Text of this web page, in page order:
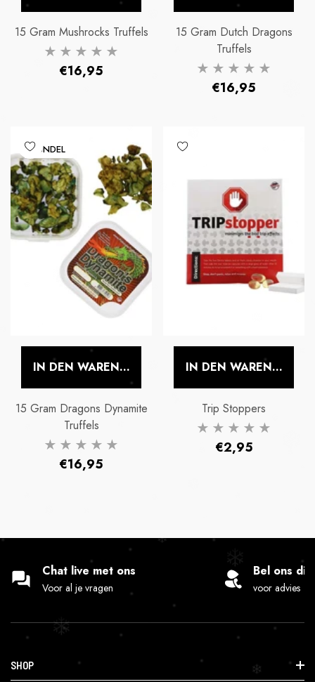
15 Gram Mushrocks Truffels
Normaler
€16,95
15 Gram Dutch Dragons
Truffels
Normaler
€16,95
BUNDEL
IN DEN WARENKORB LEGEN
15 Gram Dragons Dynamite
Truffels
Normaler
€16,95
IN DEN WARENKORB
Trip Stoppers
Normaler
€2,95
Chat live met ons
Voor al je vragen
Bel ons
voor advies
SHOP